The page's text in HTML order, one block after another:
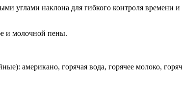
углами наклона для гибкого контроля времени
и молочной пены.
американо, горячая вода, горячее молоко,